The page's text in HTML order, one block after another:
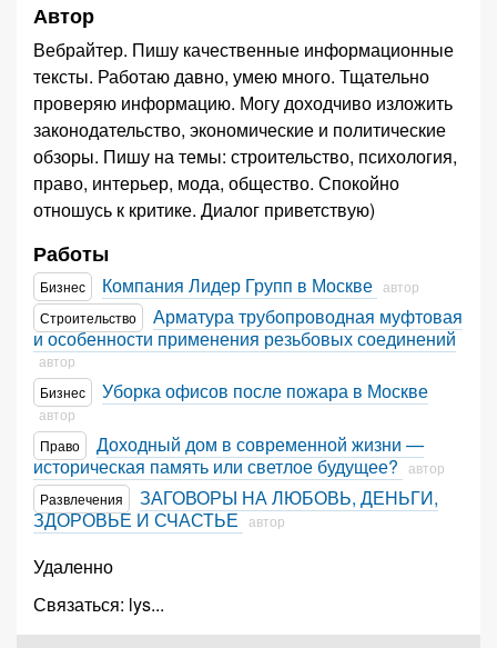
Автор
Вебрайтер. Пишу качественные информационные
тексты. Работаю давно, умею много. Тщательно
проверяю информацию. Могу доходчиво изложить
законодательство, экономические и политические
обзоры. Пишу на темы: строительство, психология,
право, интерьер, мода, общество. Спокойно
отношусь к критике. Диалог приветствую)
Работы
Бизнес Компания Лидер Групп в Москве автор
Строительство
Арматура трубопроводная муфтовая
и особенности применения резьбовых соединений
автор
Бизнес
Уборка офисов после пожара в Москве
автор
Право
Доходный дом в современной жизни —
историческая память или светлое будущее? автор
Развлечения
ЗАГОВОРЫ НА ЛЮБОВЬ, ДЕНЬГИ,
ЗДОРОВЬЕ И СЧАСТЬЕ автор
Удаленно
Связаться: lys...